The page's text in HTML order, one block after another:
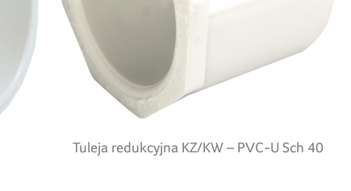
Tuleja redukcyjna KZ/KW – PVC-U Sch 40